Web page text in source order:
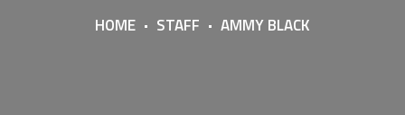
HOME STAFF AMMY BLACK